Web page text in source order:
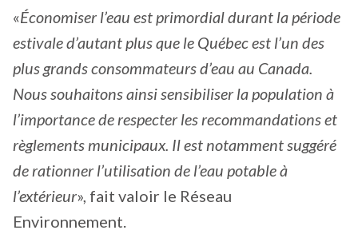
«Économiser l’eau est primordial durant la période
estivale d’autant plus que le Québec est l’un des
plus grands consommateurs d’eau au Canada.
Nous souhaitons ainsi sensibiliser la population à
l’importance de respecter les recommandations et
règlements municipaux. Il est notamment suggéré
de rationner l’utilisation de l’eau potable à
l’extérieur», fait valoir le Réseau
Environnement.